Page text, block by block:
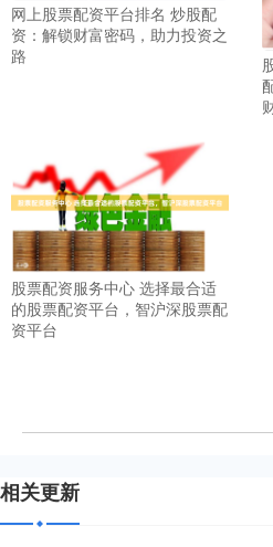
网上股票配资平台排名 炒股配
资：解锁财富密码，助力投资之
路
股票配资服务中心 选择最合适
的股票配资平台，智沪深股票配
资平台
相关更新